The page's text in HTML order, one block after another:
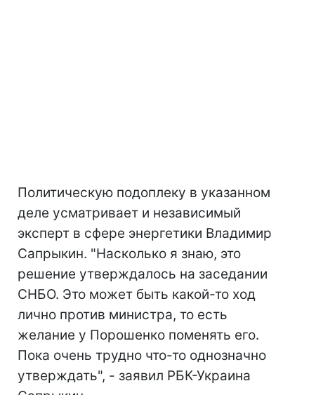
Политическую подоплеку в указанном
деле усматривает и независимый
эксперт в сфере энергетики Владимир
Сапрыкин. "Насколько я знаю, это
решение утверждалось на заседании
СНБО. Это может быть какой-то ход
лично против министра, то есть
желание у Порошенко поменять его.
Пока очень трудно что-то однозначно
утверждать", - заявил РБК-Украина